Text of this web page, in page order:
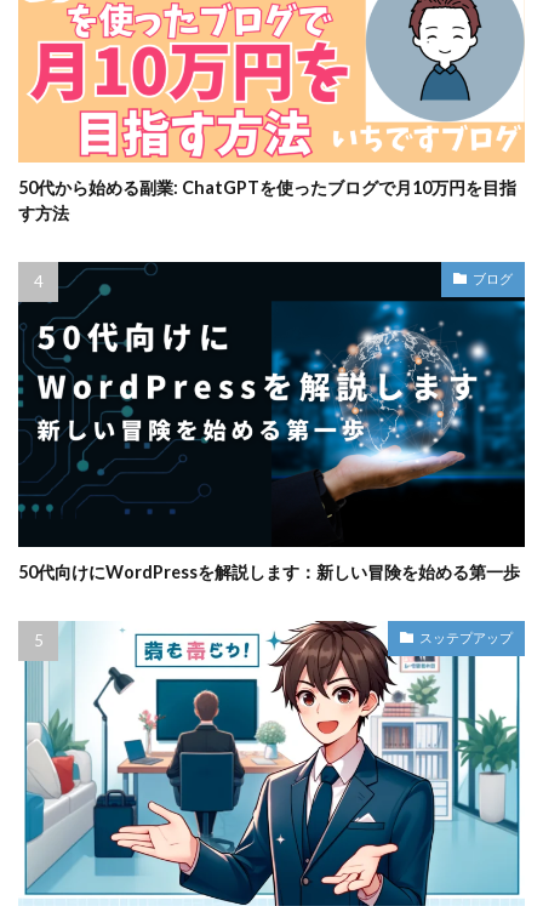
50代から始める副業: ChatGPTを使ったブログで月10万円を目指
す方法
ブログ
50代向けにWordPressを解説します：新しい冒険を始める第一歩
スッテプアップ